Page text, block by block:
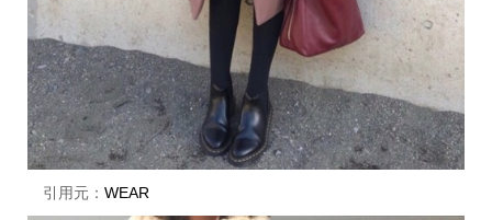
引用元： WEAR